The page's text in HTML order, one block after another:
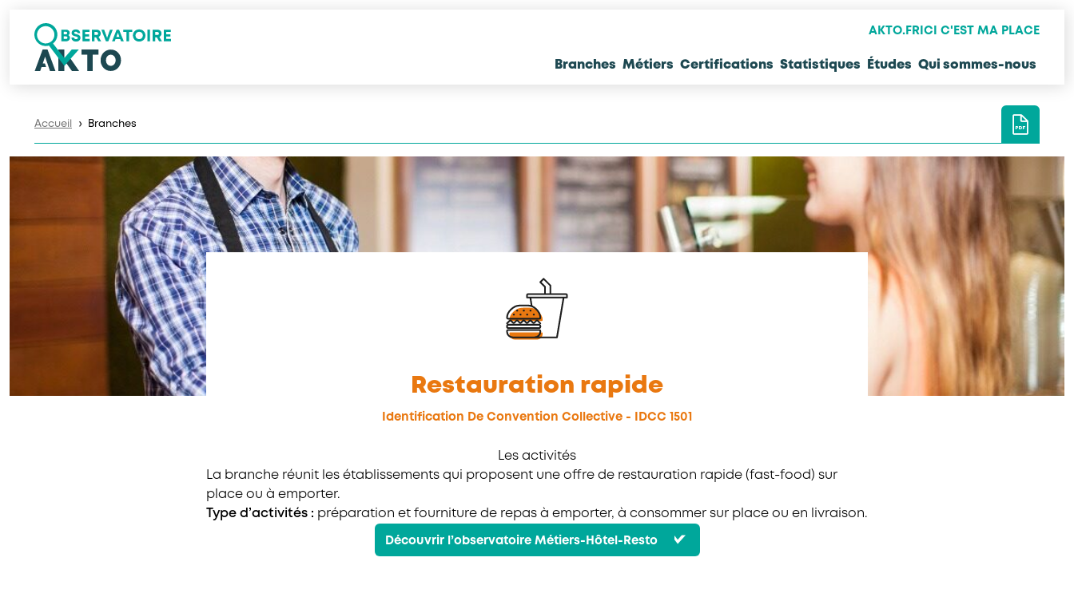
AKTO.FR ICI C'EST MA PLACE
Branches Métiers Certifications Statistiques Études Qui sommes-nous
Accueil ❯ Branches
Restauration rapide
Identification De Convention Collective - IDCC 1501
Les activités
La branche réunit les établissements qui proposent une offre de restauration rapide (fast-food) sur
place ou à emporter.
Type d’activités : préparation et fourniture de repas à emporter, à consommer sur place ou en livraison.
Découvrir l’observatoire Métiers-Hôtel-Resto